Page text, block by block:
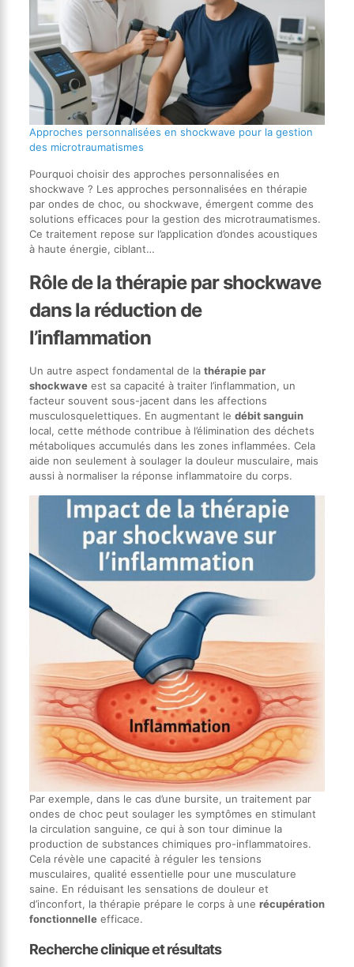
Approches personnalisées en shockwave pour la gestion
des microtraumatismes
Pourquoi choisir des approches personnalisées en
shockwave ? Les approches personnalisées en thérapie
par ondes de choc, ou shockwave, émergent comme des
solutions efficaces pour la gestion des microtraumatismes.
Ce traitement repose sur l’application d’ondes acoustiques
à haute énergie, ciblant…
Rôle de la thérapie par shockwave
dans la réduction de
l’inflammation
Un autre aspect fondamental de la thérapie par
shockwaveest sa capacité à traiter l’inflammation, un
facteur souvent sous-jacent dans les affections
musculosquelettiques. En augmentant le débit sanguin
local, cette méthode contribue à l’élimination des déchets
métaboliques accumulés dans les zones inflammées. Cela
aide non seulement à soulager la douleur musculaire, mais
aussi à normaliser la réponse inflammatoire du corps.
Par exemple, dans le cas d’une bursite, un traitement par
ondes de choc peut soulager les symptômes en stimulant
la circulation sanguine, ce qui à son tour diminue la
production de substances chimiques pro-inflammatoires.
Cela révèle une capacité à réguler les tensions
musculaires, qualité essentielle pour une musculature
saine. En réduisant les sensations de douleur et
d’inconfort, la thérapie prépare le corps à une récupération
fonctionnelleefficace.
Recherche clinique et résultats